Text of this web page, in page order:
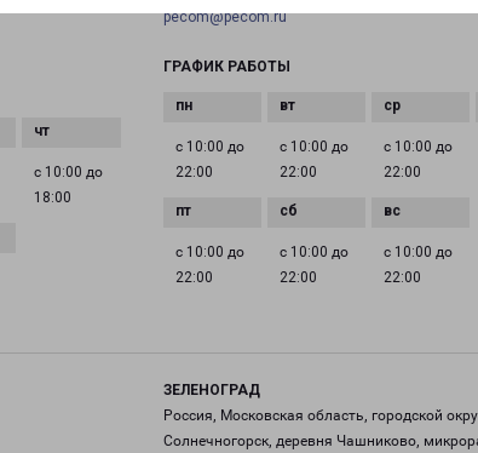
с 10:00 до
18:00
pecom@pecom.ru
ГРАФИК РАБОТЫ
с 10:00 до
22:00
с 10:00 до
22:00
с 10:00 до
22:00
с 10:00 до
22:00
с 10:00 до
22:00
с 10:00 до
22:00
ЗЕЛЕНОГРАД
Россия, Московская область, городской
Солнечногорск, деревня Чашниково,